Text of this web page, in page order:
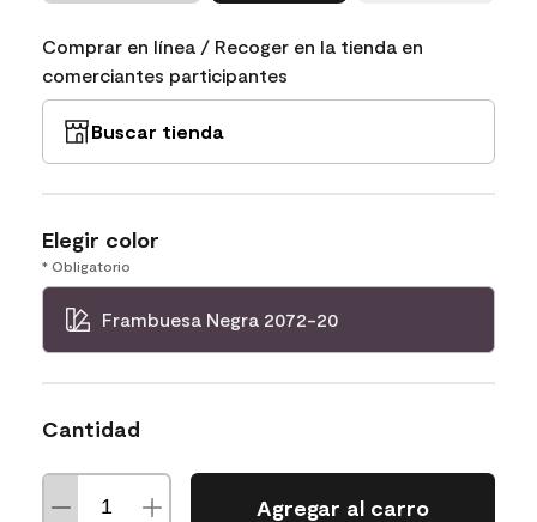
Comprar en línea / Recoger en la tienda en
comerciantes participantes
Buscar tienda
Elegir color
* Obligatorio
Frambuesa Negra 2072-20
Cantidad
Agregar al carro